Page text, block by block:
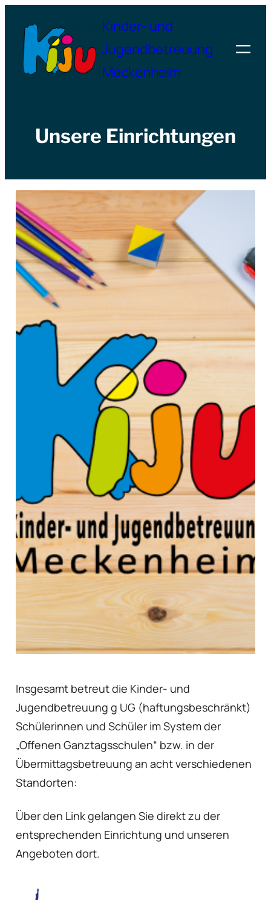
Inhalt
springen
Kinder- und
Jugendbetreuung
Meckenheim
Unsere Einrichtungen
Insgesamt betreut die Kinder- und
Jugendbetreuung g UG (haftungsbeschränkt)
Schülerinnen und Schüler im System der
„Offenen Ganztagsschulen“ bzw. in der
Übermittagsbetreuung an acht verschiedenen
Standorten:
Über den Link gelangen Sie direkt zu der
entsprechenden Einrichtung und unseren
Angeboten dort.